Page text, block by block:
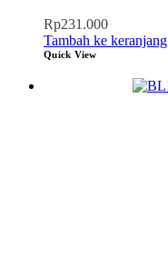
Rp231.000
Tambah ke keranjang
Quick View